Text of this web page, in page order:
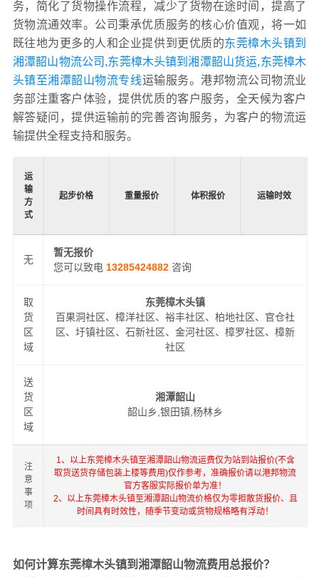
务，简化了货物操作流程，减少了货物在途时间，提高了
货物流通效率。公司秉承优质服务的核心价值观，将一如
既往地为更多的人和企业提供到更优质的东莞樟木头镇到
湘潭韶山物流公司,东莞樟木头镇到湘潭韶山货运,东莞樟木
头镇至湘潭韶山物流专线运输服务。港邦物流公司物流业
务部注重客户体验，提供优质的客户服务，全天候为客户
解答疑问，提供运输前的完善咨询服务，为客户的物流运
输提供全程支持和服务。
运
输
方
式
起步价格 重量报价 体积报价 运输时效
无
暂无报价
您可以致电 13285424882 咨询
取
货
区
域
东莞樟木头镇
百果洞社区、樟洋社区、裕丰社区、柏地社区、官仓社
区、圩镇社区、石新社区、金河社区、樟罗社区、樟新
社区
送
货
区
域
湘潭韶山
韶山乡,银田镇,杨林乡
注
意
事
项
1、以上东莞樟木头镇至湘潭韶山物流运费仅为站到站报价(不含
取货送货存储包装上楼等费用)仅作参考，准确报价请以港邦物流
官方客服实际报价单为准！
2、以上东莞樟木头镇至湘潭韶山物流价格仅为零担散货报价、且
时间具有时效性，随季节变动或货物规格略有浮动！
如何计算东莞樟木头镇到湘潭韶山物流费用总报价？